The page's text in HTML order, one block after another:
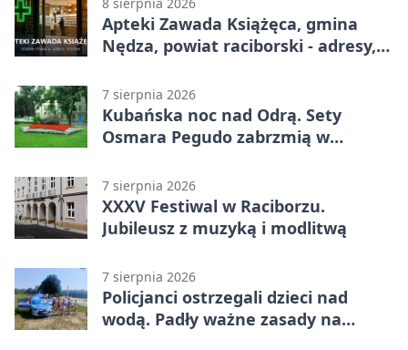
Apteki Zawada Książęca, gmina
Nędza, powiat raciborski - adresy,
7 sierpnia 2026
Kubańska noc nad Odrą. Sety
Osmara Pegudo zabrzmią w
7 sierpnia 2026
XXXV Festiwal w Raciborzu.
Jubileusz z muzyką i modlitwą
7 sierpnia 2026
Policjanci ostrzegali dzieci nad
wodą. Padły ważne zasady na